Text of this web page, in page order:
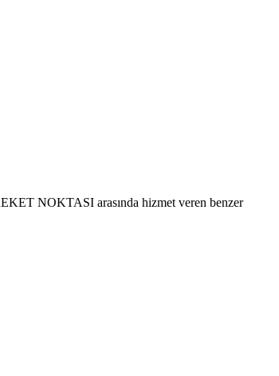
NOKTASI arasında hizmet veren benzer